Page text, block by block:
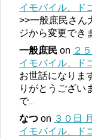
イモバイル、ド
>>一般庶民さん
ジから変更でき
一般庶民 on ２
イモバイル、ド
お世話になりま
りがとうござい
で...
なつ on ３０日
イモバイル、ド